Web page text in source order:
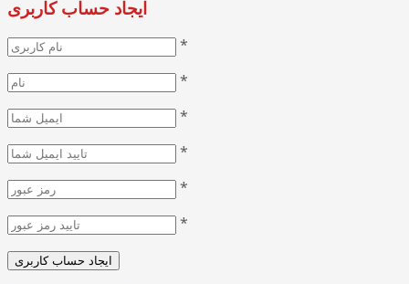
ایجاد حساب کاربری
*
*
*
*
*
*